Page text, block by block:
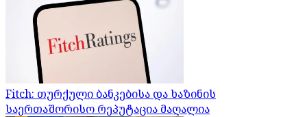
Fitch: თურქული ბანკებისა და ხაზინის
საერთაშორისო რეპუტაცია მაღალია